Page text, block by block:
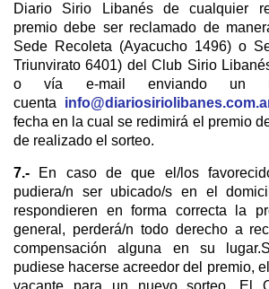
Diario Sirio Libanés de cualquier
premio debe ser reclamado de
Sede Recoleta (Ayacucho 1496) o
Triunvirato 6401) del Club Sirio
o vía e-mail enviando un
cuenta
fecha en la cual se redimirá el premio
de realizado el sorteo.
7.- En caso de que el/los
pudiera/n ser ubicado/s en el
respondieren en forma correcta la
general, perderá/n todo derecho a
compensación alguna en su
pudiese hacerse acreedor del premio,
vacante para un nuevo sorteo. El